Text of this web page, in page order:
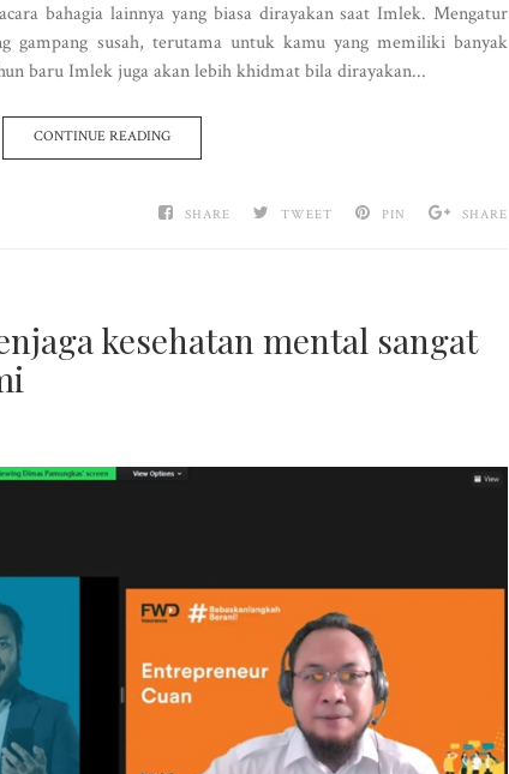
bahagia lainnya yang biasa dirayakan saat Imlek. Mengatur
gampang susah, terutama untuk kamu yang memiliki banyak
baru Imlek juga akan lebih khidmat bila dirayakan...
CONTINUE READING
SHARE TWEET PIN SHARE
kesehatan mental sangat